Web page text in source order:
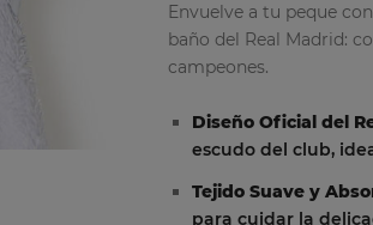
Envuelve a tu peque
baño del Real Madrid:
campeones.
Diseño Oficial del
escudo del club,
Tejido Suave y
para cuidar la